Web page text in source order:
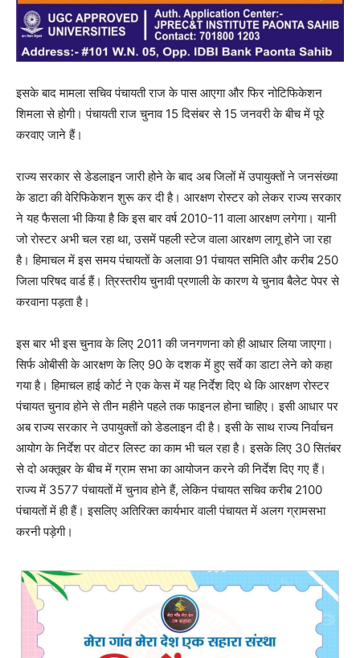
इसके बाद मामला सचिव पंचायती राज के पास आएगा और फिर नोटिफिकेशन
शिमला से होगी। पंचायती राज चुनाव 15 दिसंबर से 15 जनवरी के बीच में पूरे
करवाए जाने हैं।
राज्य सरकार से डेडलाइन जारी होने के बाद अब जिलों में उपायुक्तों ने जनसंख्या
के डाटा की वेरिफिकेशन शुरू कर दी है। आरक्षण रोस्टर को लेकर राज्य सरकार
ने यह फैसला भी किया है कि इस बार वर्ष 2010-11 वाला आरक्षण लगेगा। यानी
जो रोस्टर अभी चल रहा था, उसमें पहली स्टेज वाला आरक्षण लागू होने जा रहा
है। हिमाचल में इस समय पंचायतों के अलावा 91 पंचायत समिति और करीब 250
जिला परिषद वार्ड हैं। त्रिस्तरीय चुनावी प्रणाली के कारण ये चुनाव बैलेट पेपर से
करवाना पड़ता है।
इस बार भी इस चुनाव के लिए 2011 की जनगणना को ही आधार लिया जाएगा।
सिर्फ ओबीसी के आरक्षण के लिए 90 के दशक में हुए सर्वे का डाटा लेने को कहा
गया है। हिमाचल हाई कोर्ट ने एक केस में यह निर्देश दिए थे कि आरक्षण रोस्टर
पंचायत चुनाव होने से तीन महीने पहले तक फाइनल होना चाहिए। इसी आधार पर
अब राज्य सरकार ने उपायुक्तों को डेडलाइन दी है। इसी के साथ राज्य निर्वाचन
आयोग के निर्देश पर वोटर लिस्ट का काम भी चल रहा है। इसके लिए 30 सितंबर
से दो अक्तूबर के बीच में ग्राम सभा का आयोजन करने की निर्देश दिए गए हैं।
राज्य में 3577 पंचायतों में चुनाव होने हैं, लेकिन पंचायत सचिव करीब 2100
पंचायतों में ही हैं। इसलिए अतिरिक्त कार्यभार वाली पंचायत में अलग ग्रामसभा
करनी पड़ेगी।